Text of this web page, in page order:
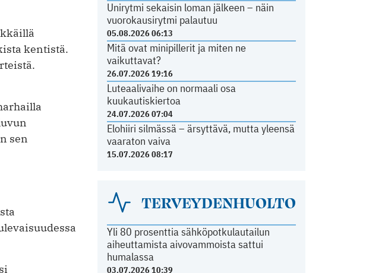
Unirytmi sekaisin loman jälkeen – näin
vuorokausirytmi palautuu
05.08.2026 06:13
Mitä ovat minipillerit ja miten ne
vaikuttavat?
26.07.2026 19:16
Luteaalivaihe on normaali osa
kuukautiskiertoa
24.07.2026 07:04
Elohiiri silmässä – ärsyttävä, mutta yleensä
vaaraton vaiva
15.07.2026 08:17
TERVEYDENHUOLTO
Yli 80 prosenttia sähköpotkulautailun
aiheuttamista aivovammoista sattui
humalassa
03.07.2026 10:39
kentistä.
sen